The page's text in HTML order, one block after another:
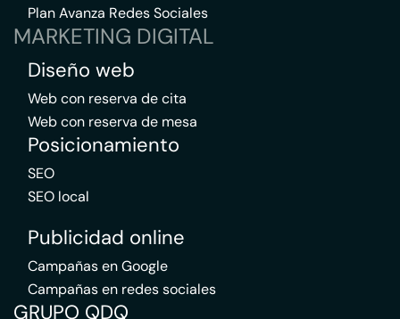
Plan Avanza Redes Sociales
MARKETING DIGITAL
Diseño web
Web con reserva de cita
Web con reserva de mesa
Posicionamiento
SEO
SEO local
Publicidad online
Campañas en Google
Campañas en redes sociales
GRUPO QDQ